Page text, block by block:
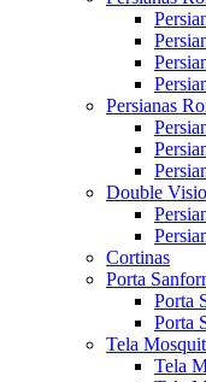
Persianas
Double
Cortinas
Porta
Porta
Porta
Tela
Tela